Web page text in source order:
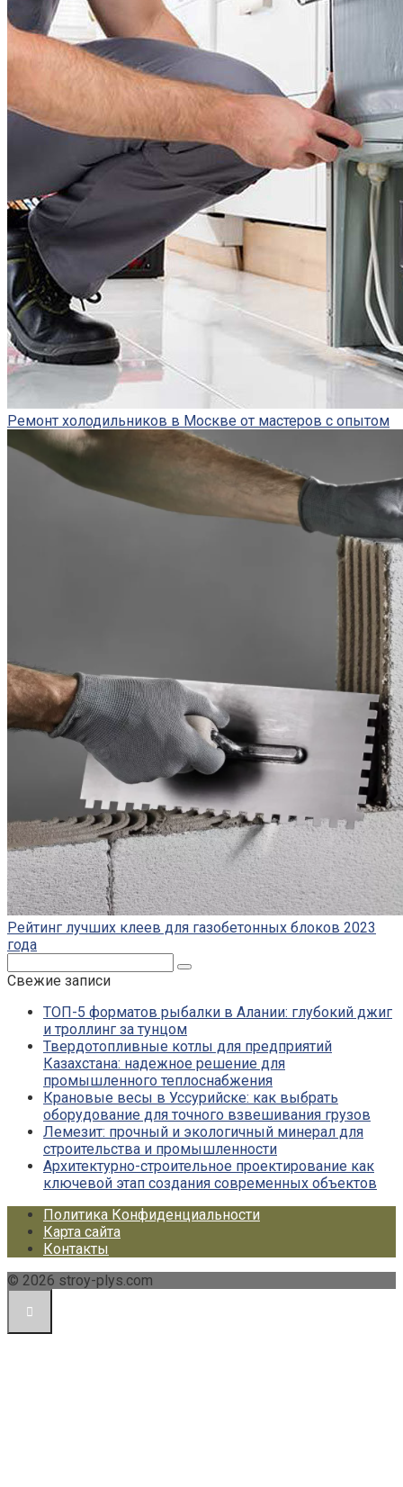
Ремонт холодильников в Москве от мастеров с опытом
Рейтинг лучших клеев для газобетонных блоков 2023
года
Свежие записи
ТОП-5 форматов рыбалки в Алании: глубокий джиг
и троллинг за тунцом
Твердотопливные котлы для предприятий
Казахстана: надежное решение для
промышленного теплоснабжения
Крановые весы в Уссурийске: как выбрать
оборудование для точного взвешивания грузов
Лемезит: прочный и экологичный минерал для
строительства и промышленности
Архитектурно-строительное проектирование как
ключевой этап создания современных объектов
Политика Конфиденциальности
Карта сайта
Контакты
© 2026 stroy-plys.com